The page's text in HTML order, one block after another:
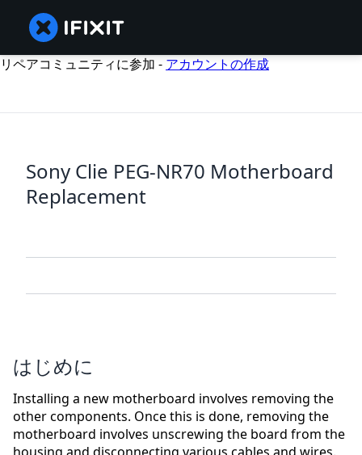
リペアコミュニティに参加 - アカウントの作成
Sony Clie PEG-NR70 Motherboard
Replacement
はじめに
Installing a new motherboard involves removing the
other components. Once this is done, removing the
motherboard involves unscrewing the board from the